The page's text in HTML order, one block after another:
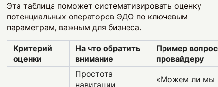
Эта таблица поможет систематизировать оценку
потенциальных операторов ЭДО по ключевым
параметрам, важным для бизнеса.
Критерий
оценки
На что обратить
внимание
Пример
провайдеру
Простота
навигации,
«Можем ли мы